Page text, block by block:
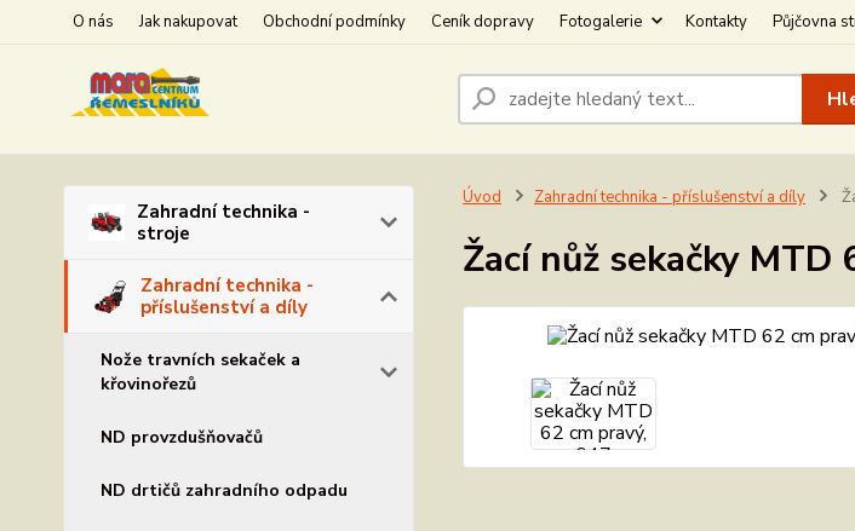
O nás Jak nakupovat Obchodní podmínky Ceník dopravy Fotogalerie Kontakty Půjčovna
Zahradní technika -
stroje
Zahradní technika -
příslušenství a díly
Nože travních sekaček a
křovinořezů
ND provzdušňovačů
ND drtičů zahradního odpadu
Úvod Zahradní technika - příslušenství a díly
Žací nůž sekačky MTD